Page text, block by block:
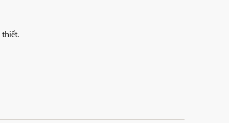
thiết.